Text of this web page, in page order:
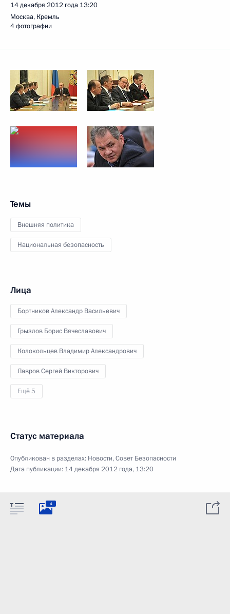
14 декабря 2012 года 13:20
Москва, Кремль
4 фотографии
Темы
Внешняя политика
Национальная безопасность
Лица
Бортников Александр Васильевич
Грызлов Борис Вячеславович
Колокольцев Владимир Александрович
Лавров Сергей Викторович
Ещё 5
Статус материала
Опубликован в разделах: Новости,Совет Безопасности
Дата публикации: 14 декабря 2012 года, 13:20
4